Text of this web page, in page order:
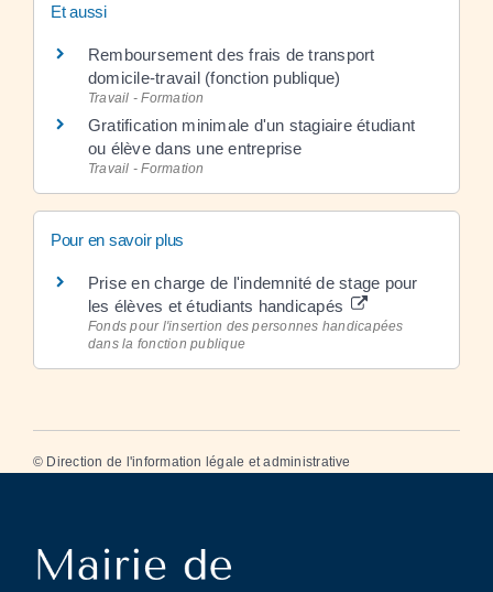
Et aussi
Remboursement des frais de transport
domicile-travail (fonction publique)
Travail - Formation
Gratification minimale d'un stagiaire étudiant
ou élève dans une entreprise
Travail - Formation
Pour en savoir plus
Prise en charge de l'indemnité de stage pour
les élèves et étudiants handicapés
Fonds pour l'insertion des personnes handicapées
dans la fonction publique
© Direction de l'information légale et administrative